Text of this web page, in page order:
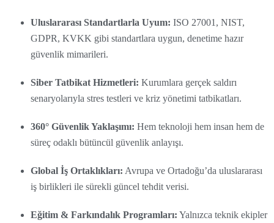
Uluslararası Standartlarla Uyum: ISO 27001, NIST,
GDPR, KVKK gibi standartlara uygun, denetime hazır
güvenlik mimarileri.
Siber Tatbikat Hizmetleri: Kurumlara gerçek saldırı
senaryolarıyla stres testleri ve kriz yönetimi tatbikatları.
360° Güvenlik Yaklaşımı: Hem teknoloji hem insan hem de
süreç odaklı bütüncül güvenlik anlayışı.
Global İş Ortaklıkları: Avrupa ve Ortadoğu’da uluslararası
iş birlikleri ile sürekli güncel tehdit verisi.
Eğitim & Farkındalık Programları: Yalnızca teknik ekipler